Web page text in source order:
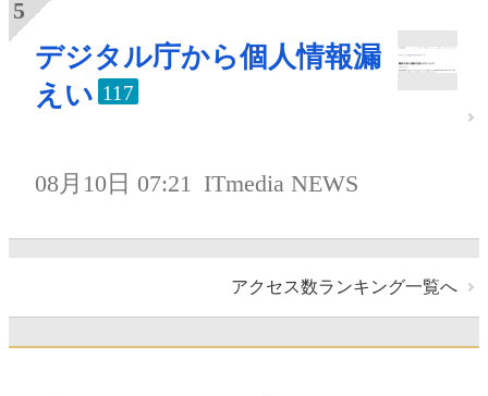
デジタル庁から個人情報漏
えい 117
08月10日 07:21 ITmedia NEWS
アクセス数ランキング一覧へ